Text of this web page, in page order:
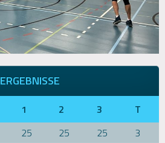
ERGEBNISSE
1 2 3
T
25 25 25
3